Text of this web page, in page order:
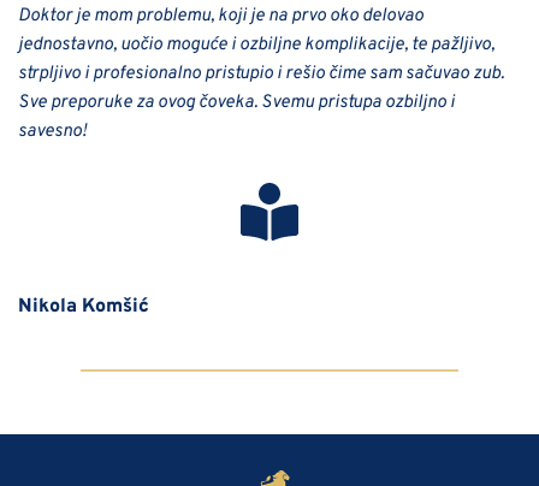
Doktor je mom problemu, koji je na prvo oko delovao
jednostavno, uočio moguće i ozbiljne komplikacije, te pažljivo,
strpljivo i profesionalno pristupio i rešio čime sam sačuvao zub.
Sve preporuke za ovog čoveka. Svemu pristupa ozbiljno i
savesno!
Nikola Komšić